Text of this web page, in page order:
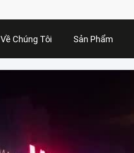
Về Chúng Tôi Sản Phẩm